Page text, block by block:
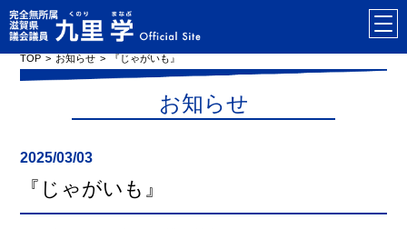
TOP お知らせ 『じゃがいも』
お知らせ
2025/03/03
『じゃがいも』